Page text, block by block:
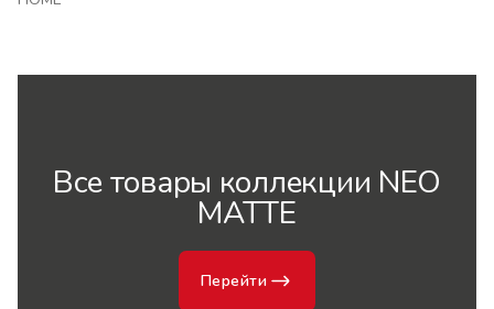
Все товары коллекции NEO
MATTE
Перейти